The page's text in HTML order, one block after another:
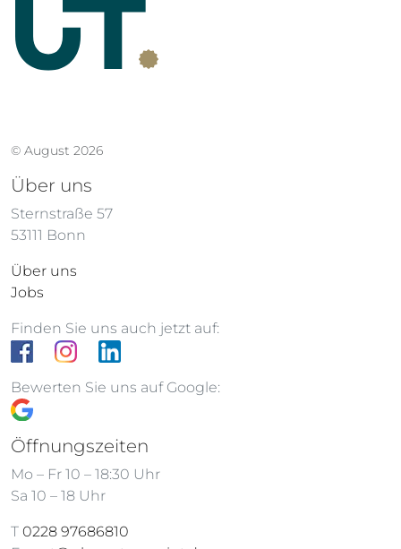
© August 2026
Über uns
Sternstraße 57
53111 Bonn
Über uns
Jobs
Finden Sie uns auch jetzt auf:
Bewerten Sie uns auf Google:
Öffnungszeiten
Mo – Fr 10 – 18:30 Uhr
Sa 10 – 18 Uhr
T 0228 97686810